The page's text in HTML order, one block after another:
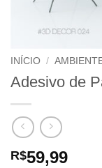
INÍCIO /
Adesivo de
R$59,99